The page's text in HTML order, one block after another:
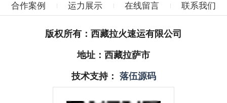
合作案例 运力展示 在线留言 联系我们
版权所有：西藏拉火速运有限公司
地址：西藏拉萨市
技术支持： 落伍源码